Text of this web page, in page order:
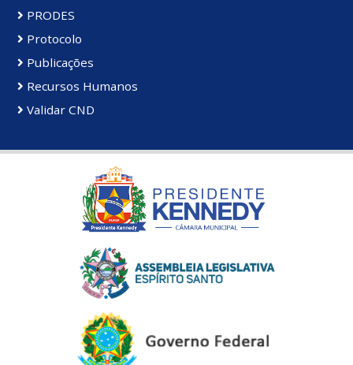
PRODES
Protocolo
Publicações
Recursos Humanos
Validar CND